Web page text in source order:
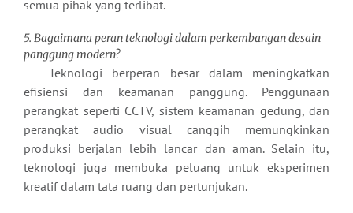
semua pihak yang terlibat.
5. Bagaimana peran teknologi dalam perkembangan desain
panggung modern?
Teknologi berperan besar dalam meningkatkan
efisiensi dan keamanan panggung. Penggunaan
perangkat seperti CCTV, sistem keamanan gedung, dan
perangkat audio visual canggih memungkinkan
produksi berjalan lebih lancar dan aman. Selain itu,
teknologi juga membuka peluang untuk eksperimen
kreatif dalam tata ruang dan pertunjukan.